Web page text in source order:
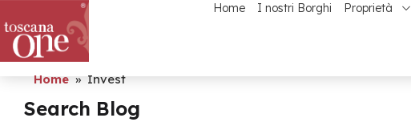
Home I nostri Borghi Proprietà
Home » Invest
Search Blog